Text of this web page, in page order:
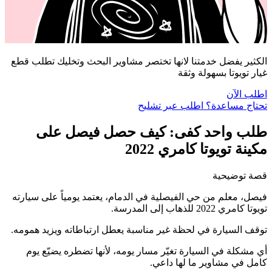
الكثير يفضل خدمتنا لانها تختصر مشاوير البحث وتخليك تطلب قطع
غيار تويوتا بسهولة وثقة
اطلب الآن
تحتاج مساعدة؟ اطلب عبر تشليح
طلب واحد كفى: كيف حصل فيصل على
مكينة تويوتا كامري 2022
قصة توضيحية
فيصل، معلم من حي الفيصلية في الدمام، يعتمد يومياً على سيارته
تويوتا كامري 2022 للذهاب إلى المدرسة.
توقف السيارة في لحظة غير مناسبة يعطل ارتباطاته ويزيد همومه.
أي مشكلة في السيارة تغيّر مسار يومه، لأنها تضطره يضيّع يوم
كامل في مشاوير ما لها داعي.